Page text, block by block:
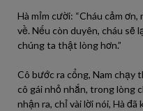
Hà mỉm cười: “Cháu cảm
về. Nếu còn duyên, cháu sẽ
chúng ta thật lòng hơn.”
Cô bước ra cổng, Nam chạy
cô gái nhỏ nhắn, trong lòng
nhận ra, chỉ vài lời nói, Hà